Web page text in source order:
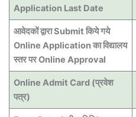
Application Last Date
आवेदकों द्वारा Submit किये गये
Online Application का विद्यालय
स्तर पर Online Approval
Online Admit Card (प्रवेश
पत्र)